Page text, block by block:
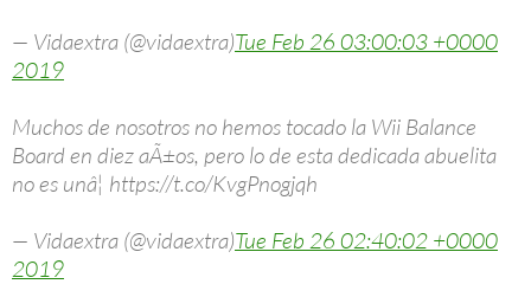
— Vidaextra (@vidaextra)Tue Feb 26 03:00:03 +0000
2019
Muchos de nosotros no hemos tocado la Wii Balance
Board en diez aÃ±os, pero lo de esta dedicada abuelita
no es unâ¦ https://t.co/KvgPnogjqh
— Vidaextra (@vidaextra)Tue Feb 26 02:40:02 +0000
2019